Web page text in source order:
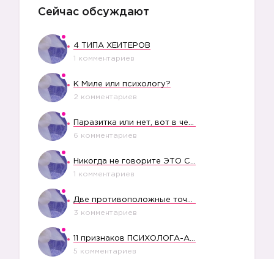
Сейчас обсуждают
4 ТИПА ХЕЙТЕРОВ
1 комментариев
К Миле или психологу?
2 комментариев
6 комментариев
1 комментариев
3 комментариев
5 комментариев